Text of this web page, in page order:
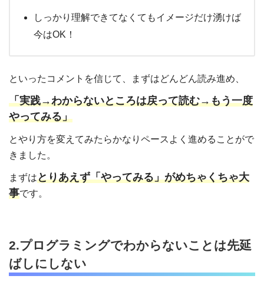
しっかり理解できてなくてもイメージだけ湧けば
今はOK！
といったコメントを信じて、まずはどんどん読み進め、
「実践→わからないところは戻って読む→もう一度
やってみる」
とやり方を変えてみたらかなりペースよく進めることがで
きました。
まずはとりあえず「やってみる」がめちゃくちゃ大
事です。
2.プログラミングでわからないことは先延
ばしにしない